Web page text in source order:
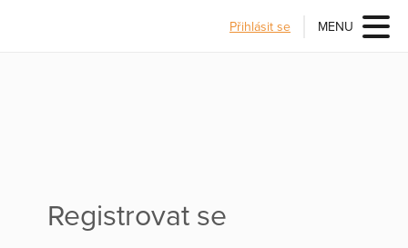
Přihlásit se MENU
Registrovat se